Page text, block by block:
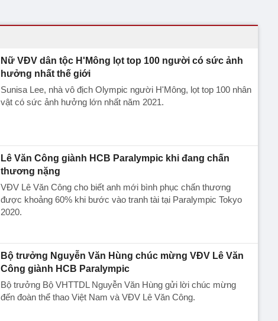
Nữ VĐV dân tộc H'Mông lọt top 100 người có sức ảnh
hưởng nhất thế giới
Sunisa Lee, nhà vô địch Olympic người H'Mông, lọt top 100 nhân
vật có sức ảnh hưởng lớn nhất năm 2021.
Lê Văn Công giành HCB Paralympic khi đang chấn
thương nặng
VĐV Lê Văn Công cho biết anh mới bình phục chấn thương
được khoảng 60% khi bước vào tranh tài tại Paralympic Tokyo
2020.
Bộ trưởng Nguyễn Văn Hùng chúc mừng VĐV Lê Văn
Công giành HCB Paralympic
Bộ trưởng Bộ VHTTDL Nguyễn Văn Hùng gửi lời chúc mừng
đến đoàn thể thao Việt Nam và VĐV Lê Văn Công.